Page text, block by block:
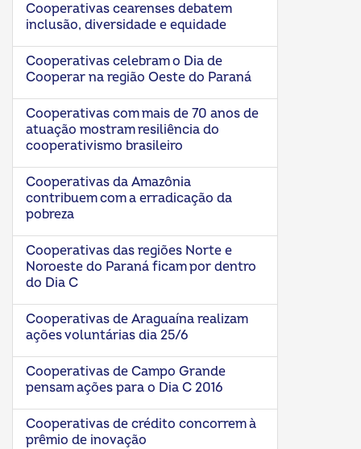
Cooperativas cearenses debatem
inclusão, diversidade e equidade
Cooperativas celebram o Dia de
Cooperar na região Oeste do Paraná
Cooperativas com mais de 70 anos de
atuação mostram resiliência do
cooperativismo brasileiro
Cooperativas da Amazônia
contribuem com a erradicação da
pobreza
Cooperativas das regiões Norte e
Noroeste do Paraná ficam por dentro
do Dia C
Cooperativas de Araguaína realizam
ações voluntárias dia 25/6
Cooperativas de Campo Grande
pensam ações para o Dia C 2016
Cooperativas de crédito concorrem à
prêmio de inovação